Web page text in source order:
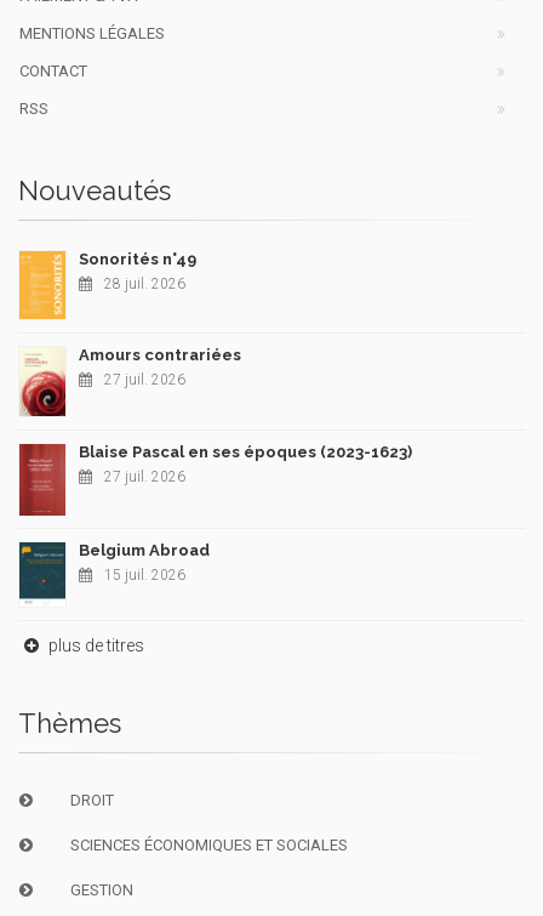
MENTIONS LÉGALES
CONTACT
RSS
Nouveautés
Sonorités n°49
28 juil. 2026
Amours contrariées
27 juil. 2026
Blaise Pascal en ses époques (2023-1623)
27 juil. 2026
Belgium Abroad
15 juil. 2026
plus de titres
Thèmes
DROIT
SCIENCES ÉCONOMIQUES ET SOCIALES
GESTION